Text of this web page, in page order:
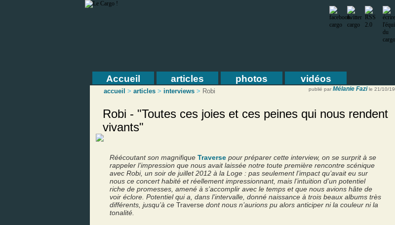
Accueil articles photos vidéos
accueil > articles > interviews > Robi publié par Mélanie Fazi le 21/10/19
Robi - "Toutes ces joies et ces peines qui nous rendent
vivants"
Réécoutant son magnifique Traverse pour préparer cette interview, on se surprit à se
rappeler l’impression que nous avait laissée notre toute première rencontre scénique
avec Robi, un soir de juillet 2012 à la Loge : pas seulement l’impact qu’avait eu sur
nous ce concert habité et réellement impressionnant, mais l’intuition d’un potentiel
riche de promesses, amené à s’accomplir avec le temps et que nous avions hâte de
voir éclore. Potentiel qui a, dans l’intervalle, donné naissance à trois beaux albums très
différents, jusqu’à ce Traverse dont nous n’aurions pu alors anticiper ni la couleur ni la
tonalité.